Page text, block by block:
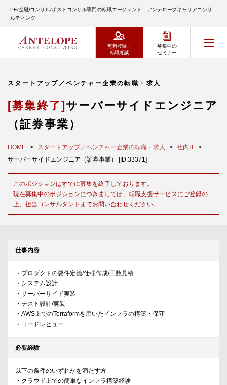
PE/金融/コンサル/ポストコンサル専門の転職エージェント アンテロープキャリアコンサ
ルティング
無料登録・
転職相談
募集中の
セミナー
スタートアップ／ベンチャー企業の転職・求人
[募集終了]サーバーサイドエンジニア
（証券事業）
HOME スタートアップ／ベンチャー企業の転職・求人
社内IT
サーバーサイドエンジニア（証券事業） [ID:33371]
このポジションはすでに募集を終了しております。
現在募集中のポジションにつきましては、転職支援サービスにご登録の
上、担当コンサルタントまでお問い合わせください。
仕事内容
・プロダクトの要件定義/仕様作成/工数見積
・システム設計
・サーバーサイド実装
・テスト設計/実装
・AWS上でのTerraformを用いたインフラの構築・保守
・コードレビュー
必要経験
以下の条件のいずれかを満たす方
・クラウド上での簡単なインフラ構築経験